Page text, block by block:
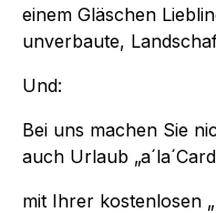
einem Gläschen
unverbaute,
Und:
Bei uns machen Sie
auch Urlaub
mit Ihrer kostenlosen